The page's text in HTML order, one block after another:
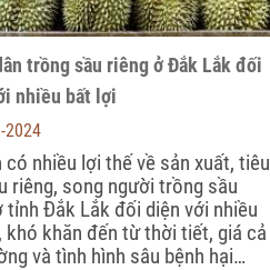
trồng sầu riêng ở Đắk Lắk đối
nhiều bất lợi
2024
có nhiều lợi thế về sản xuất, tiêu
riêng, song người trồng sầu
tỉnh Đắk Lắk đối diện với nhiều
khó khăn đến từ thời tiết, giá cả
và tình hình sâu bệnh hại…